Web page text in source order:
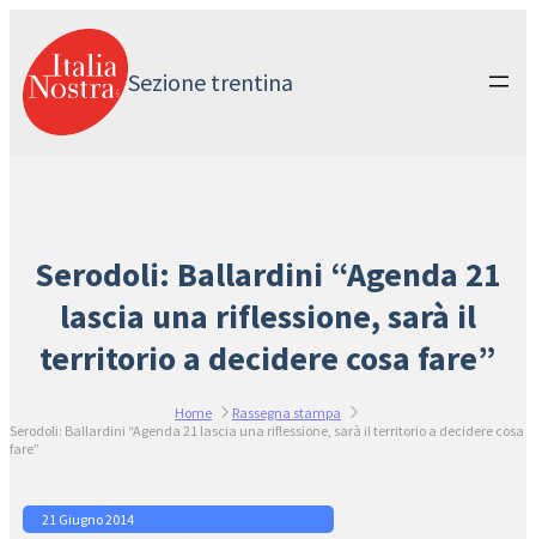
contenuto
Sezione trentina
Serodoli: Ballardini “Agenda 21
lascia una riflessione, sarà il
territorio a decidere cosa fare”
Home
Rassegna stampa
Serodoli: Ballardini “Agenda 21 lascia una riflessione, sarà il territorio a decidere cosa
fare”
21 Giugno 2014